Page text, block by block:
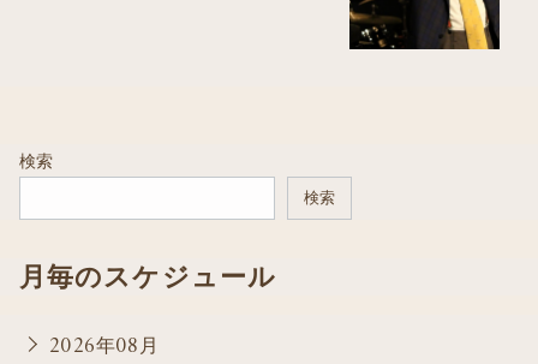
検索
検索
月毎のスケジュール
2026年08月